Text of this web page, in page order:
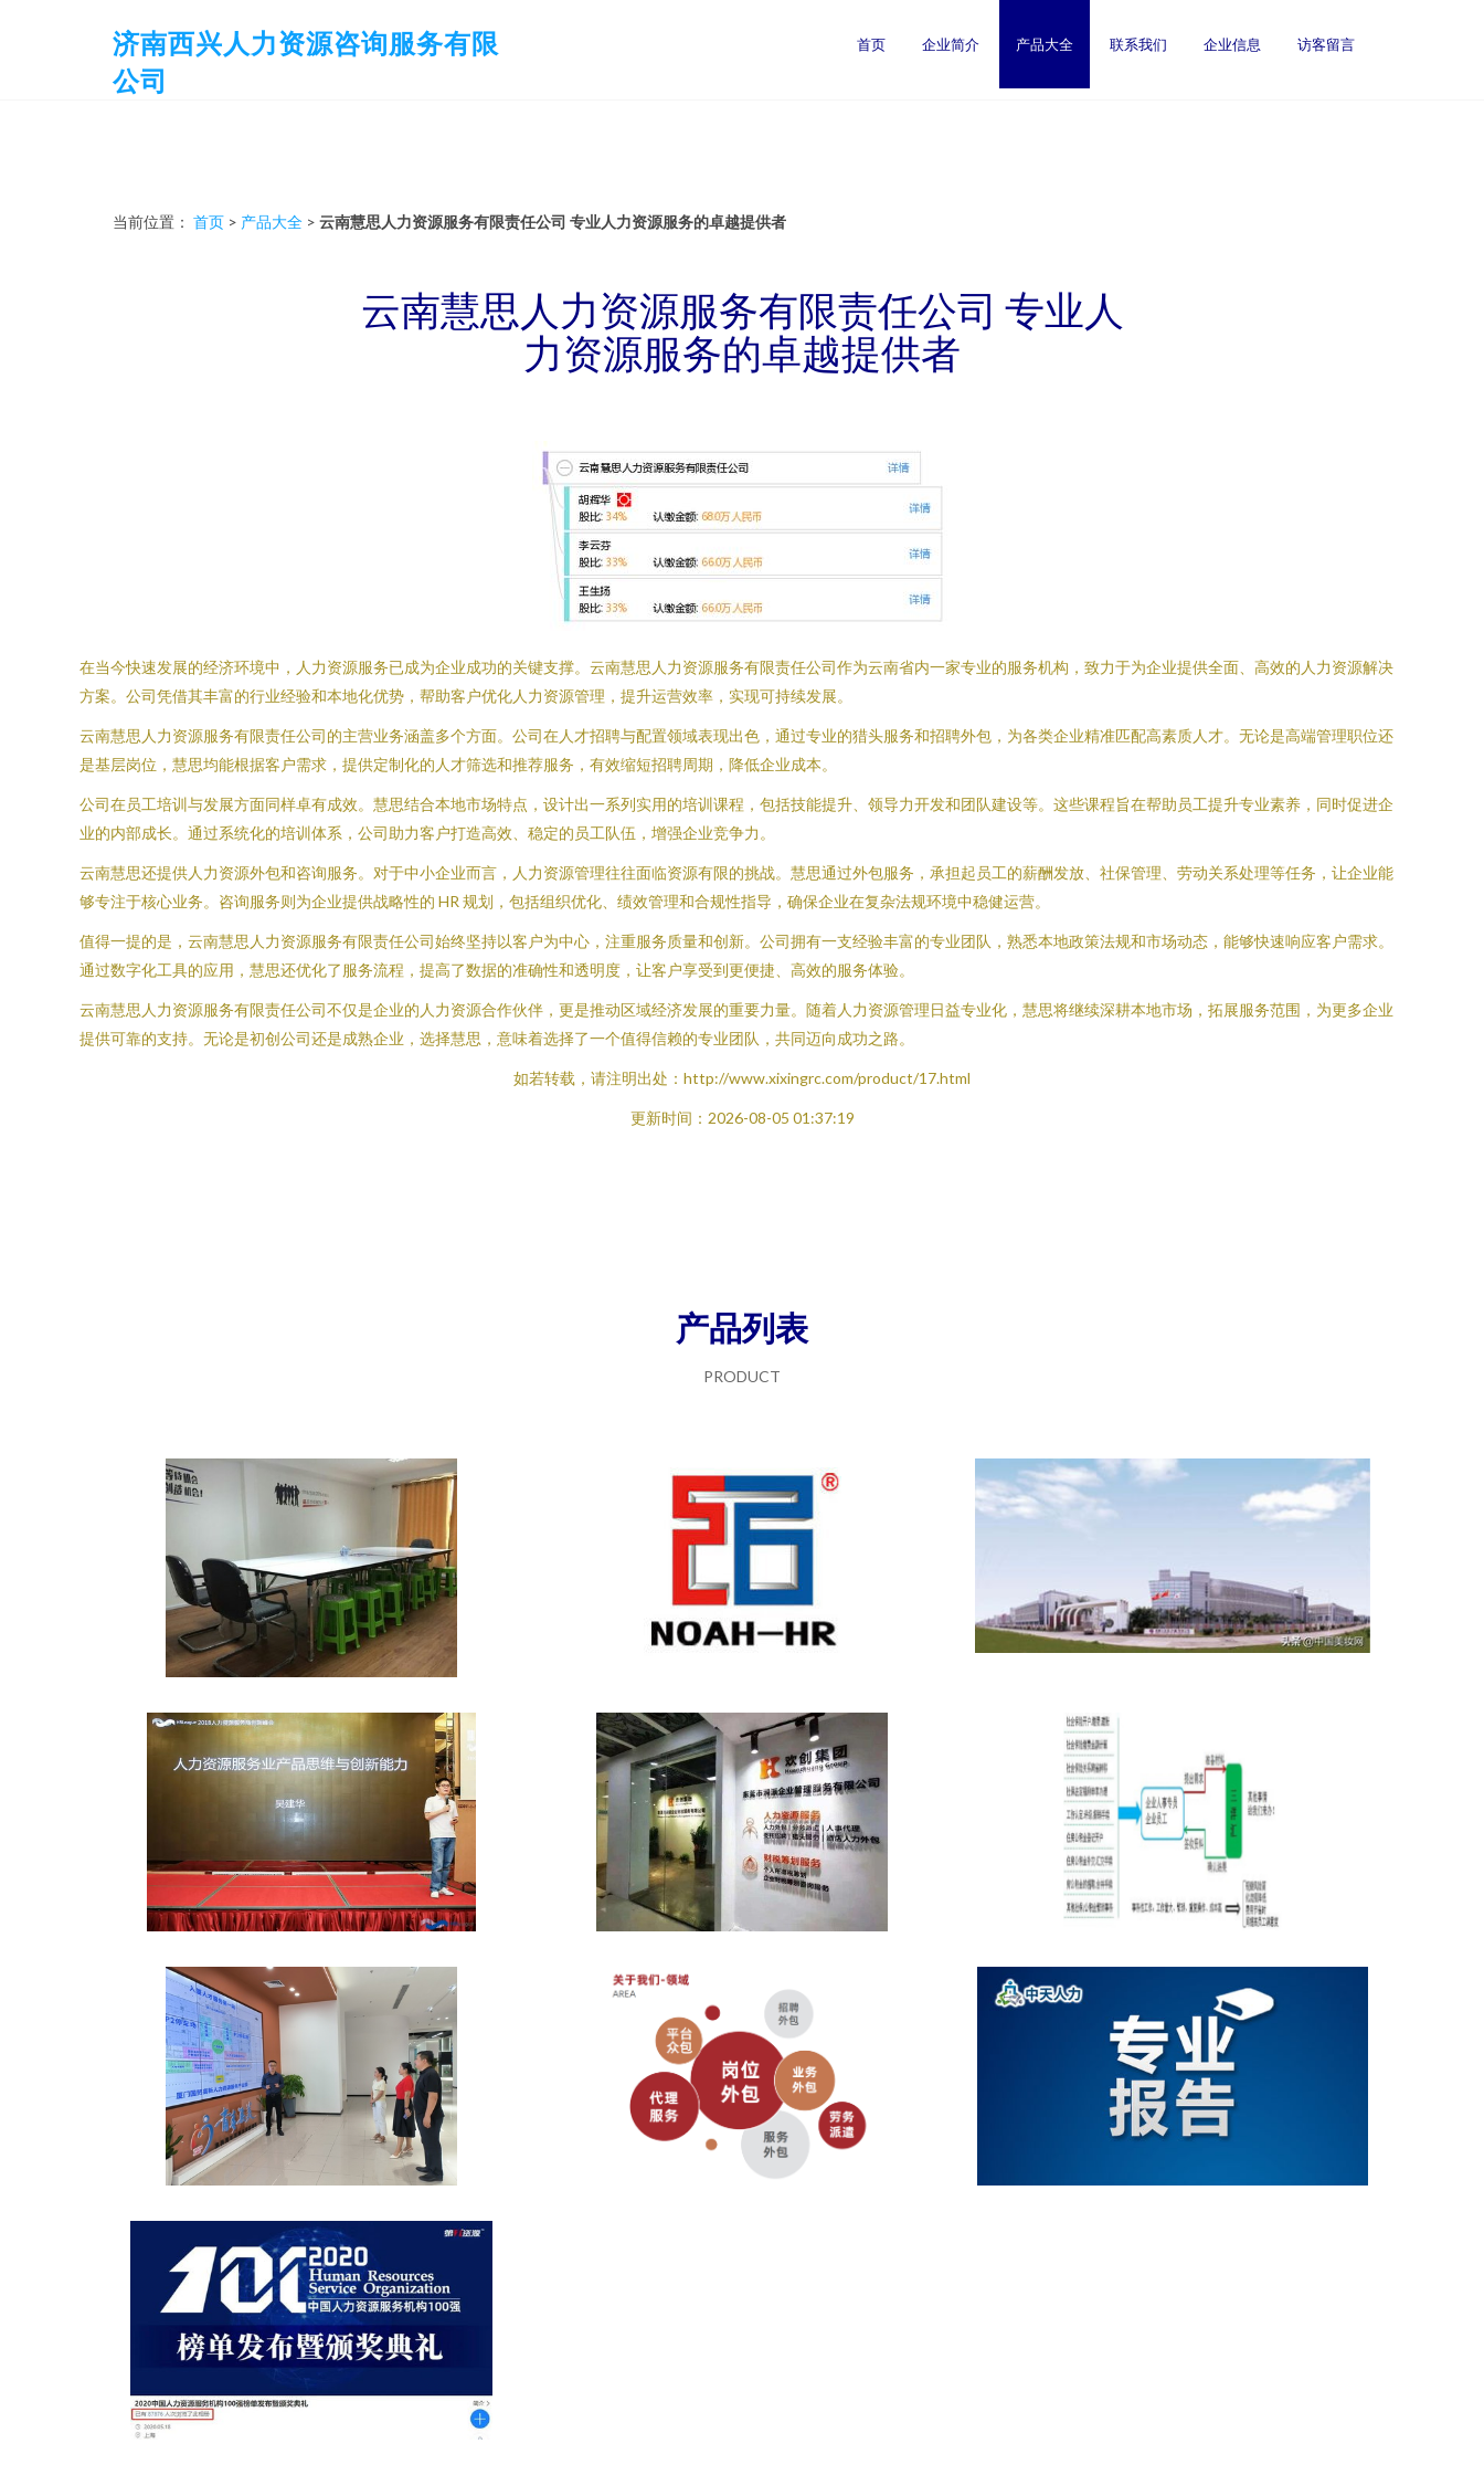
济南西兴人力资源咨询服务有限
公司
首页 企业简介 产品大全 联系我们 企业信息 访客留言
当前位置： 首页 > 产品大全 > 云南慧思人力资源服务有限责任公司 专业人力资源服务的卓越提供者
云南慧思人力资源服务有限责任公司 专业人
力资源服务的卓越提供者
在当今快速发展的经济环境中，人力资源服务已成为企业成功的关键支撑。云南慧思人力资源服务有限责任公司作为云南省内一家专业的服务机构，致力于为企业提供全面、高效的人力资源解决
方案。公司凭借其丰富的行业经验和本地化优势，帮助客户优化人力资源管理，提升运营效率，实现可持续发展。
云南慧思人力资源服务有限责任公司的主营业务涵盖多个方面。公司在人才招聘与配置领域表现出色，通过专业的猎头服务和招聘外包，为各类企业精准匹配高素质人才。无论是高端管理职位还
是基层岗位，慧思均能根据客户需求，提供定制化的人才筛选和推荐服务，有效缩短招聘周期，降低企业成本。
公司在员工培训与发展方面同样卓有成效。慧思结合本地市场特点，设计出一系列实用的培训课程，包括技能提升、领导力开发和团队建设等。这些课程旨在帮助员工提升专业素养，同时促进企
业的内部成长。通过系统化的培训体系，公司助力客户打造高效、稳定的员工队伍，增强企业竞争力。
云南慧思还提供人力资源外包和咨询服务。对于中小企业而言，人力资源管理往往面临资源有限的挑战。慧思通过外包服务，承担起员工的薪酬发放、社保管理、劳动关系处理等任务，让企业能
够专注于核心业务。咨询服务则为企业提供战略性的 HR 规划，包括组织优化、绩效管理和合规性指导，确保企业在复杂法规环境中稳健运营。
值得一提的是，云南慧思人力资源服务有限责任公司始终坚持以客户为中心，注重服务质量和创新。公司拥有一支经验丰富的专业团队，熟悉本地政策法规和市场动态，能够快速响应客户需求。
通过数字化工具的应用，慧思还优化了服务流程，提高了数据的准确性和透明度，让客户享受到更便捷、高效的服务体验。
云南慧思人力资源服务有限责任公司不仅是企业的人力资源合作伙伴，更是推动区域经济发展的重要力量。随着人力资源管理日益专业化，慧思将继续深耕本地市场，拓展服务范围，为更多企业
提供可靠的支持。无论是初创公司还是成熟企业，选择慧思，意味着选择了一个值得信赖的专业团队，共同迈向成功之路。
如若转载，请注明出处：http://www.xixingrc.com/product/17.html
更新时间：2026-08-05 01:37:19
产品列表
PRODUCT